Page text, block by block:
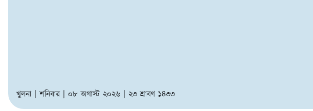
খুলনা | শনিবার | ০৮ অগাস্ট ২০২৬ | ২৩ শ্রাবণ ১৪৩৩